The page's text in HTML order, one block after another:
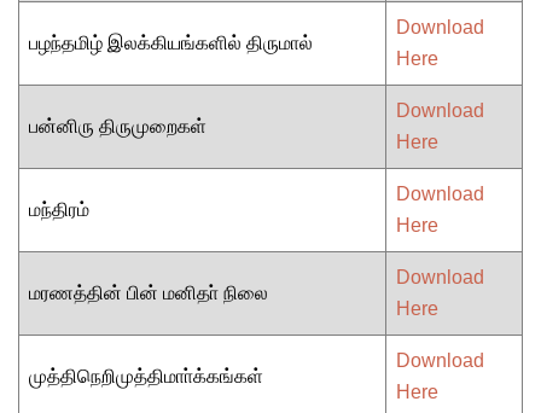
பழந்தமிழ் இலக்கியங்களில் திருமால்
Download
Here
பன்னிரு திருமுறைகள்
Download
Here
மந்திரம்
Download
Here
மரணத்தின் பின் மனிதா் நிலை
Download
Here
முத்திநெறிமுத்திமாா்க்கங்கள்
Download
Here